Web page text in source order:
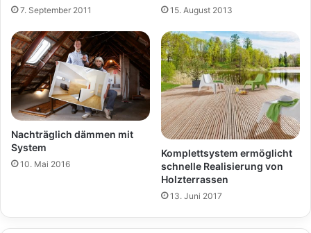
7. September 2011 15. August 2013
Nachträglich dämmen mit
System
10. Mai 2016
Komplettsystem ermöglicht
schnelle Realisierung von
Holzterrassen
13. Juni 2017